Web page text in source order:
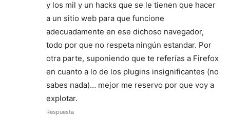
y los mil y un hacks que se le tienen que hacer
a un sitio web para que funcione
adecuadamente en ese dichoso navegador,
todo por que no respeta ningún estandar. Por
otra parte, suponiendo que te referías a Firefox
en cuanto a lo de los plugins insignificantes (no
sabes nada)… mejor me reservo por que voy a
explotar.
Respuesta